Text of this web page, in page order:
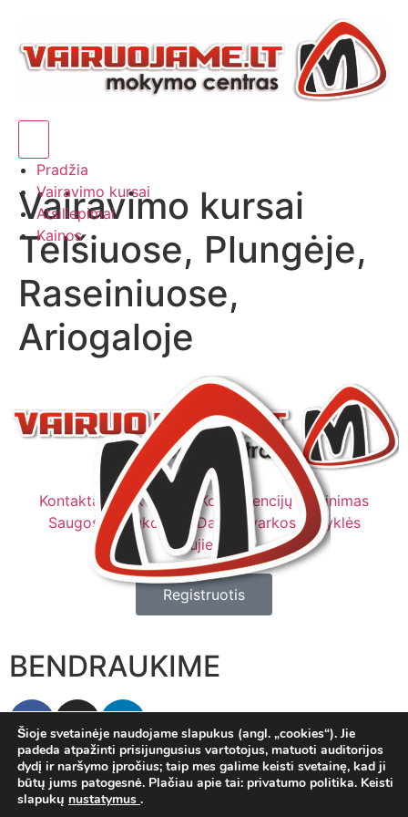
Pradžia
Vairavimo kursai
Atsiliepimai
Kainos
Vairavimo kursai
Telšiuose, Plungėje,
Raseiniuose,
Ariogaloje
Kontaktai Rekvizitai
Kompetencijų vertinimas
Saugos instrukcijos
Darbo tvarkos taisyklės
Naujienos
Registruotis
BENDRAUKIME
© Visos teisės saugomos
Šioje svetainėje naudojame slapukus (angl. „cookies“). Jie
padeda atpažinti prisijungusius vartotojus, matuoti auditorijos
dydį ir naršymo įpročius; taip mes galime keisti svetainę, kad ji
būtų jums patogesnė. Plačiau apie tai: privatumo politika. Keisti
slapukų nustatymus .